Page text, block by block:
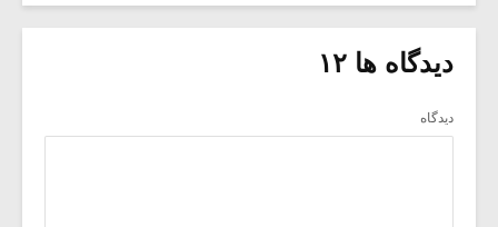
دیدگاه ها ۱۲
دیدگاه